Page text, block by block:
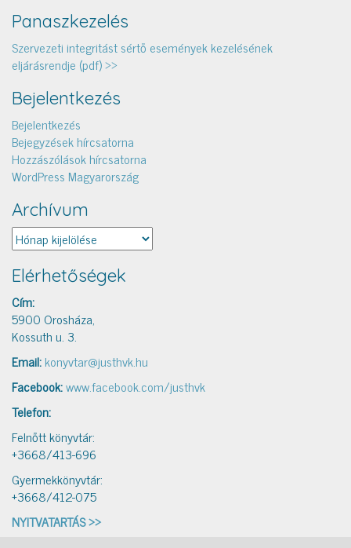
Panaszkezelés
Szervezeti integritást sértő események kezelésének
eljárásrendje (pdf) >>
Bejelentkezés
Bejelentkezés
Bejegyzések hírcsatorna
Hozzászólások hírcsatorna
WordPress Magyarország
Archívum
Archívum
Elérhetőségek
Cím:
5900 Orosháza,
Kossuth u. 3.
Email:konyvtar@justhvk.hu
Facebook:www.facebook.com/justhvk
Telefon:
Felnőtt könyvtár:
+3668/413-696
Gyermekkönyvtár:
+3668/412-075
NYITVATARTÁS >>